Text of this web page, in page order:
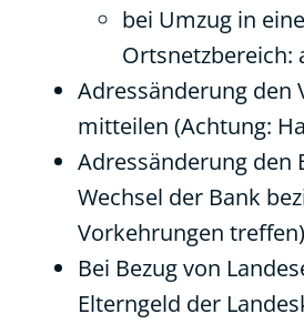
bei Umzug in
Ortsnetzbereich:
Adressänderung den
mitteilen (Achtung:
Adressänderung den
Wechsel der Bank
Vorkehrungen treffen)
Bei Bezug von
Elterngeld der